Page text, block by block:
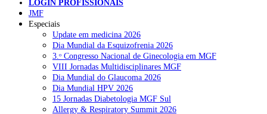
NOTÍCIAS RECENTES
Quase 11.900 jovens recorreram aos cheques psicólogo e
nutricionista no primeiro mês 7 de Agosto, 2026
ULS de Coimbra estreia cirurgia endoscópica do ouvido com
apoio robótico em Portugal 7 de Agosto, 2026
LOGIN PROFISSIONAIS
JMF
Especiais
Update em medicina 2026
Dia Mundial da Esquizofrenia 2026
3.ᵒ Congresso Nacional de Ginecologia em MGF
VIII Jornadas Multidisciplinares MGF
Dia Mundial do Glaucoma 2026
Dia Mundial HPV 2026
15 Jornadas Diabetologia MGF Sul
Allergy & Respiratory Summit 2026